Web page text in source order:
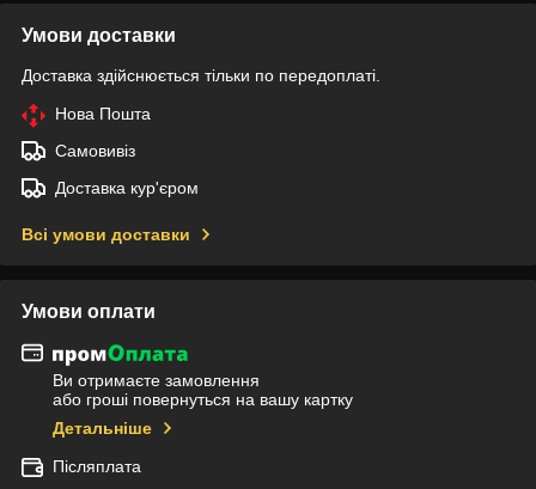
Умови доставки
Доставка здійснюється тільки по передоплаті.
Нова Пошта
Самовивіз
Доставка кур'єром
Всі умови доставки
Умови оплати
Ви отримаєте замовлення
або гроші повернуться на вашу картку
Детальніше
Післяплата